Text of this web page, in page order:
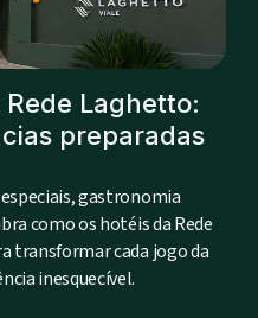
Laghetto:
preparadas
gastronomia
como os hotéis da Rede
transformar cada jogo da
inesquecível.